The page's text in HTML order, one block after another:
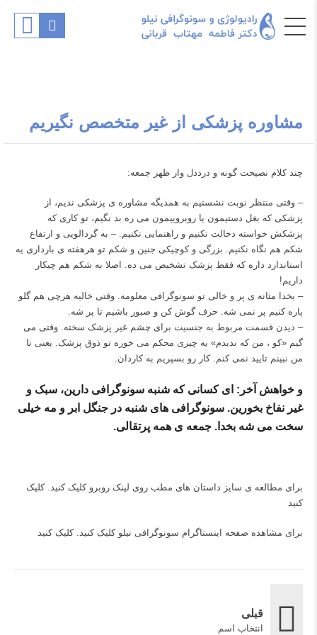
مشاوره پزشکی از غیر متخصص نگیریم
چند کلام نصیحت گونه و درددل وار ظهر جمعه:
– وقتی منتظر نوبت نشستیم به همدیگه مشاوره ی پزشکی ندیم، از
پزشکی که بغل دستیمون یا روبروییمون می ره بد نگیم، تو کاری که
پزشکش خواسته دخالت نکنیم و راهنمایی نکنیم. – به گردالویی و ارتفاع
شکم هم نگاه نکنیم. بزرگی و کوچیکی جنین و شکم تو هرهفته ی بارداری یه
استاندارد داره که فقط پزشک تشخیص می ده. اصلا به شکم هم چیکار
داریم!
– بخدا مثانه ی پر و خالی تو سونوگرافی معلومه. وقتی خالیه هرچی هم گلو
پاره کنیم پر نمی شه. حرف گوش کن و صبور باشیم تا پر شه.
– دیدن قسمت مربوط به جنسیت برای چشم غیر پزشک سخته. وقتی می
گیم «کو ، من که ندیدم» یه چیزی محکم می خوره تو ذوق پزشک. یعنی تا
من نبینم تایید نمی کنم. کار رو بسپریم به کاردان.
و خواهش آخر: ای کسانی که شنبه سونوگرافی دارین، سبک و
غیر نفاخ بخورین. سونوگرافی های شنبه در جنگل ابر و مه خیلی
سخت می شه بخدا. جمعه ی همه پرتقالی.
برای مطالعه ی سایز داستان های مطب روی لینک روبرو کلیک کنید.کلیک
کنید
برای مشاهده صفحه اینستاگرام سونوگرافی نیلو کلیک کنید.کلیک کنید
قبلی
انتخاب اسم